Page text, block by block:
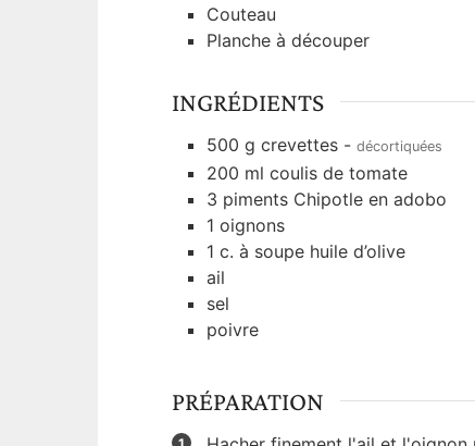
Couteau
Planche à découper
INGRÉDIENTS
500 g crevettes - décortiquées
200 ml coulis de tomate
3 piments Chipotle en adobo
1 oignons
1 c. à soupe huile d’olive
ail
sel
poivre
PRÉPARATION